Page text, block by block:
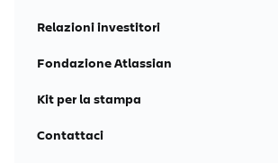
Relazioni investitori
Fondazione Atlassian
Kit per la stampa
Contattaci